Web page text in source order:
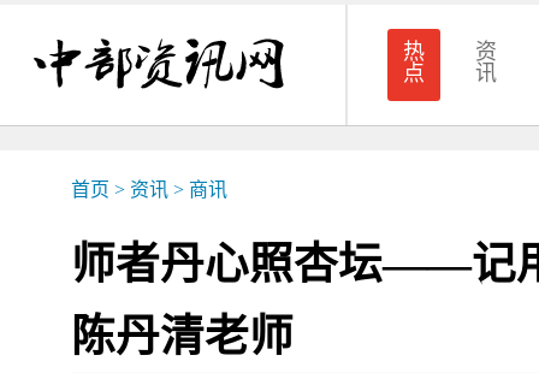
热
点
资
讯
首页 > 资讯 > 商讯
师者丹心照杏坛——记
陈丹清老师